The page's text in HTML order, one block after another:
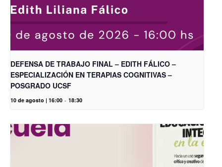
DEFENSA DE TRABAJO FINAL – EDITH FÁLICO –
ESPECIALIZACIÓN EN TERAPIAS COGNITIVAS –
POSGRADO UCSF
10 de agosto | 16:00 - 18:30